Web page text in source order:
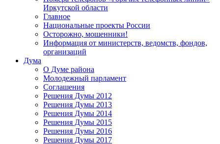
Иркутской области
Главное
Национальные проекты России
Осторожно, мошенники!
Информация от министерств, ведомств, фондов,
организаций
Дума
О Думе района
Молодежный парламент
Соглашения
Решения Думы 2012
Решения Думы 2013
Решения Думы 2014
Решения Думы 2015
Решения Думы 2016
Решения Думы 2017